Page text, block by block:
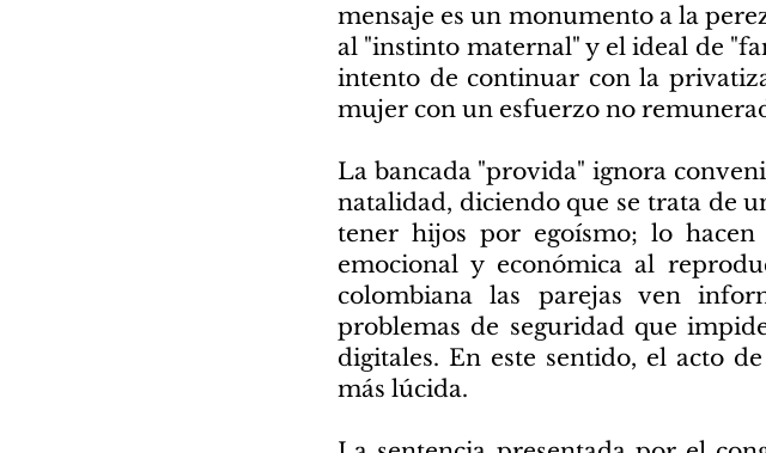
mensaje es un monumento a la
al "instinto maternal" y el ideal de
intento de continuar con la
mujer con un esfuerzo no
La bancada "provida" ignora
natalidad, diciendo que se trata de
tener hijos por egoísmo; lo
emocional y económica al
colombiana las parejas ven
problemas de seguridad que
digitales. En este sentido, el acto
más lúcida.